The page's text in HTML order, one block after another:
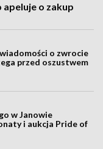
apeluje o zakup
o zwrocie
przed oszustwem
w Janowie
i aukcja Pride of